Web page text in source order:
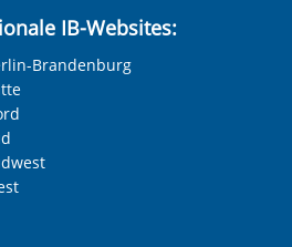
IB-Websites:
Brandenburg